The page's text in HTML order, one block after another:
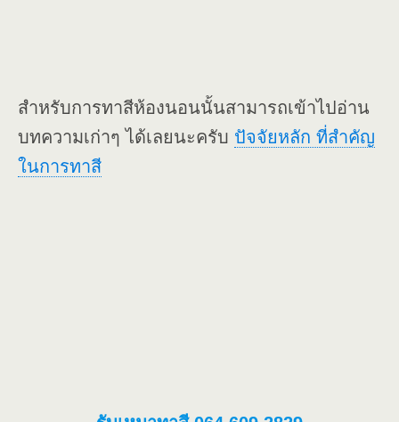
สำหรับการทาสีห้องนอนนั้นสามารถเข้าไปอ่าน
บทความเก่าๆ ได้เลยนะครับ ปัจจัยหลัก ที่สำคัญ
ในการทาสี